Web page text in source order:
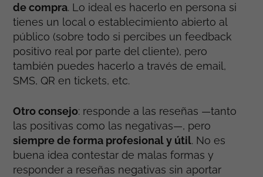
de compra. Lo ideal es hacerlo en persona si
tienes un local o establecimiento abierto al
público (sobre todo si percibes un feedback
positivo real por parte del cliente), pero
también puedes hacerlo a través de email,
SMS, QR en tickets, etc.
Otro consejo: responde a las reseñas —tanto
las positivas como las negativas—, pero
siempre de forma profesional y útil. No es
buena idea contestar de malas formas y
responder a reseñas negativas sin aportar